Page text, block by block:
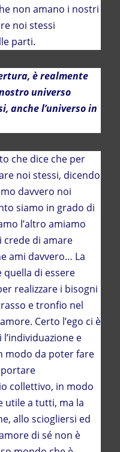
non amano i nostri
noi stessi
parti.
è realmente
universo
anche l’universo in
che dice che per
noi stessi, dicendo
davvero noi
siamo in grado di
l’altro amiamo
crede di amare
ami davvero… La
di essere
realizzare i bisogni
e tronfio nel
Certo l’ego ci è
e
modo da poter fare
collettivo, in modo
utile a tutti, ma la
allo sciogliersi ed
di sé non è